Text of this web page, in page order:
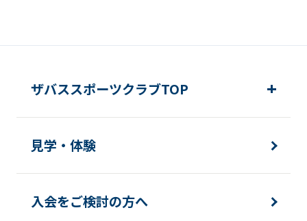
ザバススポーツクラブTOP
見学・体験
入会をご検討の方へ